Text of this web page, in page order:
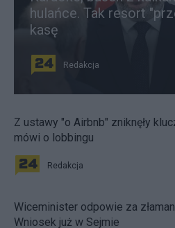
hulańce. Tak resort
kasę
Redakcja
Z ustawy "o Airbnb" zniknęły
mówi o lobbingu
Redakcja
Wiceminister odpowie za
Wniosek już w Sejmie